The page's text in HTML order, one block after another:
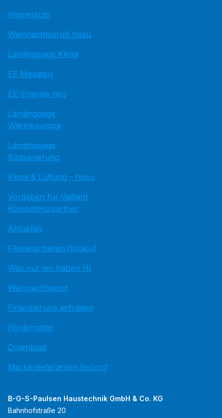
Impressum
Weihnachtsgruß hissu
Landingpage Klima
EE Medatsu
EE-Energie neu
Landingpage
Wärmepumpe
Landingpage
Badsanierung
Klima & Lüftung - hissu
Vorgaben für Vaillant
Kompetenzpartner
Aktuelles
Fliesenarbeiten (toujou)
Was nur wir haben HI
Weihnachtspost
Finanzierung anfragen
Fördermittel
Download
Markenlieferanten Record
B-G-S-Paulsen Haustechnik GmbH & Co. KG
Bahnhofstraße 20